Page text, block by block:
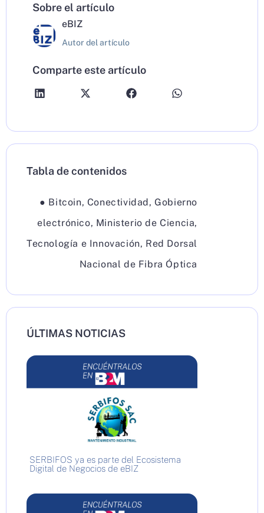
Sobre el artículo
eBIZ
Autor del artículo
Comparte este artículo
Tabla de contenidos
● Bitcoin, Conectividad ,Gobierno
electrónico, Ministerio de Ciencia,
Tecnología e Innovación, Red Dorsal
Nacional de Fibra Óptica
ÚLTIMAS NOTICIAS
SERBIFOS ya es parte del Ecosistema
Digital de Negocios de eBIZ